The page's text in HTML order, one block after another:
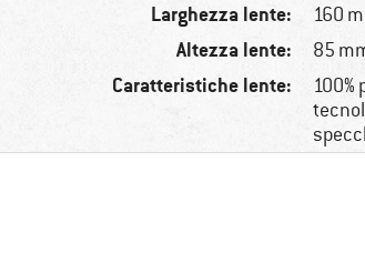
Larghezza lente: 160
Altezza lente: 85
Caratteristiche lente:
100%